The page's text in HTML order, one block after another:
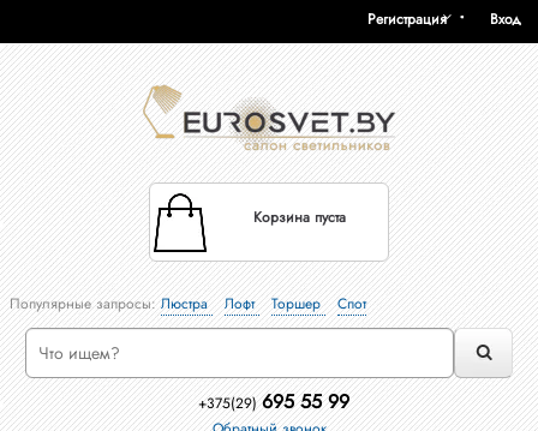
Вход
Регистрация
Корзина пуста
Популярные запросы:Люстра Лофт Торшер Спот
+375(29) 695 55 99